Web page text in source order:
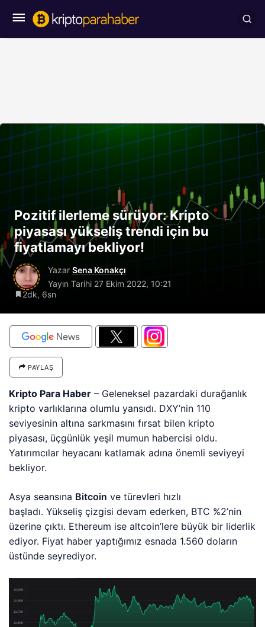
Pozitif ilerleme sürüyor: Kripto
piyasası yükseliş trendi için bu
fiyatlamayı bekliyor!
Yazar Sena Konakçı
Yayın Tarihi 27 Ekim 2022, 10:21
2dk, 6sn
PAYLAŞ
Kripto Para Haber – Geleneksel pazardaki durağanlık
kripto varlıklarına olumlu yansıdı. DXY’nin 110
seviyesinin altına sarkmasını fırsat bilen kripto
piyasası, üçgünlük yeşil mumun habercisi oldu.
Yatırımcılar heyacanı katlamak adına önemli seviyeyi
bekliyor.
Asya seansına Bitcoin ve türevleri hızlı
başladı. Yükseliş çizgisi devam ederken, BTC %2’nin
üzerine çıktı. Ethereum ise altcoin’lere büyük bir liderlik
ediyor. Fiyat haber yaptığımız esnada 1.560 doların
üstünde seyrediyor.